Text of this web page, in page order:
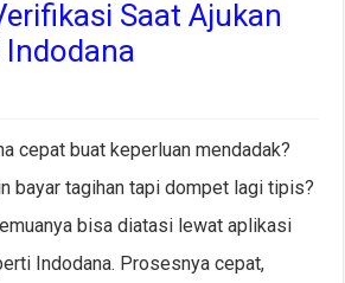
Saat Ajukan
cepat buat keperluan mendadak?
bayar tagihan tapi dompet lagi tipis?
bisa diatasi lewat aplikasi
Indodana. Prosesnya cepat,